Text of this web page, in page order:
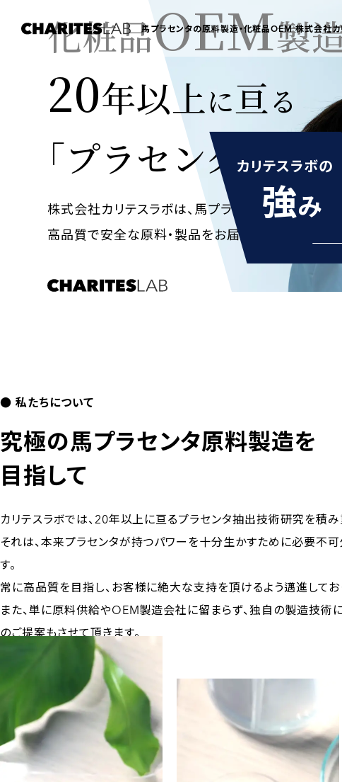
馬プラセンタの原料製造・化粧品OEM 株式会社カ
化粧品OEM製
20年以上に亘 る
「プラセンタ抽出
株式会社カリテスラボは、馬プラセンタを超高圧製
高品質で安全な原料・製品をお届けします。
カリテスラボの
強み
● 私たちについて
究極の馬プラセンタ原料製造を
目指して
カリテスラボでは、20年以上に亘るプラセンタ抽出技術研究を積み
それは、本来プラセンタが持つパワーを十分生かすために必要不
す。
常に高品質を目指し、お客様に絶大な支持を頂けるよう邁進してお
また、単に原料供給やOEM製造会社に留まらず、独自の製造技術
のご提案もさせて頂きます。
事業・サービス